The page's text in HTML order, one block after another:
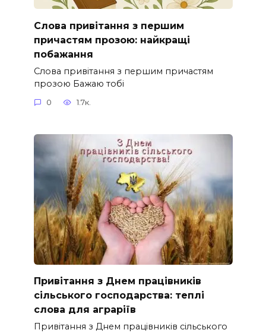
Слова привітання з першим
причастям прозою: найкращі
побажання
Слова привітання з першим причастям
прозою Бажаю тобі
0 1.7к.
Привітання з Днем працівників
сільського господарства: теплі
слова для аграріїв
Привітання з Днем працівників сільського